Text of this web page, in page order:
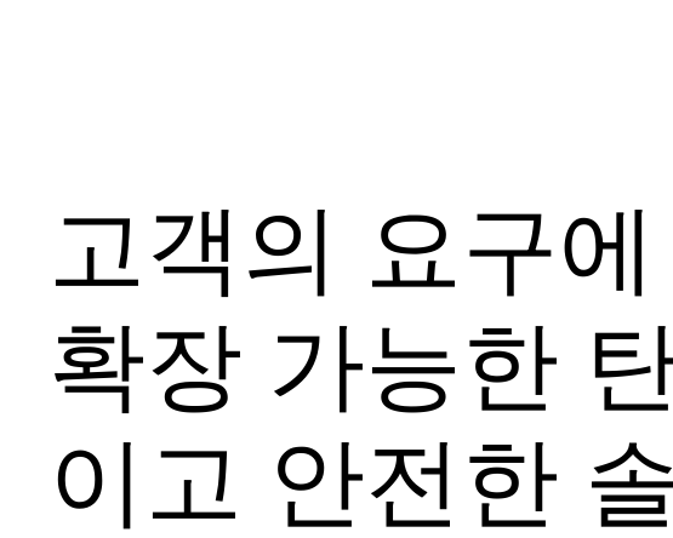
고객의 요구
확장 가능한
이고 안전한